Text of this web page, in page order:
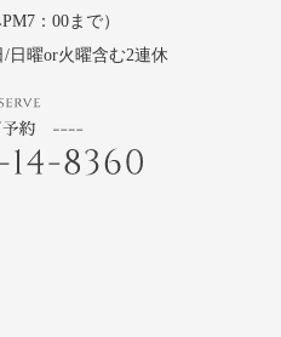
：00まで）
日曜or火曜含む2連休